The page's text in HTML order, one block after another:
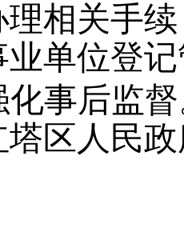
相关手
单位登
化事后监
塔区人民